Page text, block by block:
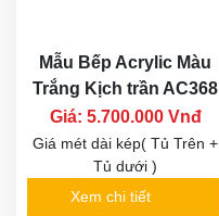
Mẫu Bếp Acrylic Màu
Trắng Kịch trần AC368
Giá: 5.700.000 Vnđ
Giá mét dài kép( Tủ Trên +
Tủ dưới )
Xem chi tiết